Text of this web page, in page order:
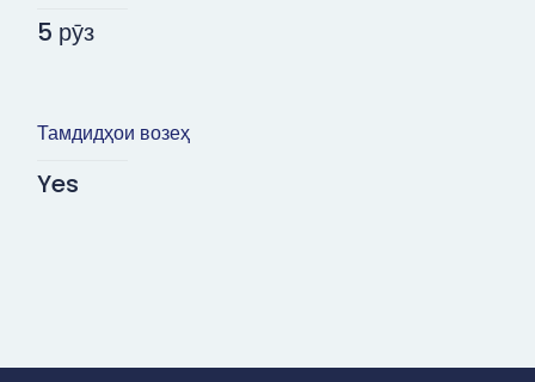
5 рӯз
Тамдидҳои возеҳ
Yes